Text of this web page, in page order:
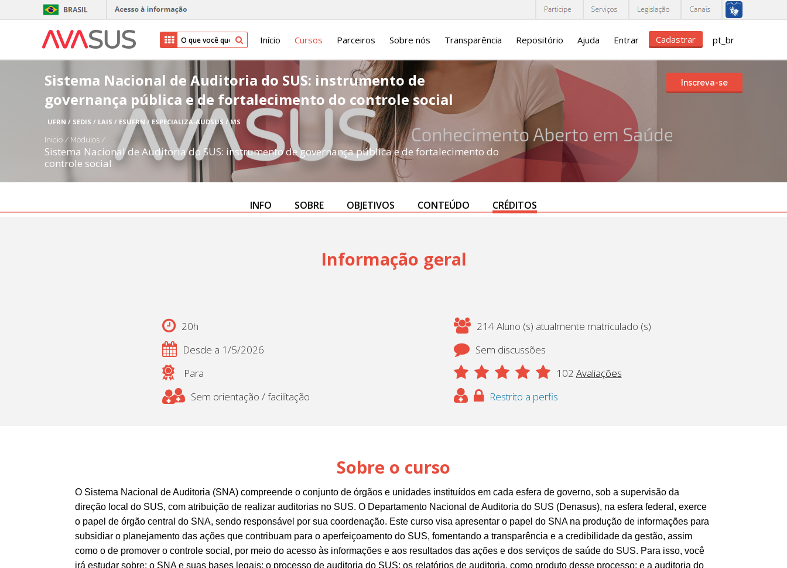
Início Cursos Parceiros Sobre nós Transparência Repositório Ajuda Entrar Cadastrar pt_br
Sistema Nacional de Auditoria do SUS: instrumento de
governança pública e de fortalecimento do controle social
UFRN / SEDIS / LAIS / ESUFRN / ESPECIALIZA-AUDSUS / MS
Início / Módulos/
Sistema Nacional de Auditoria do SUS: instrumento de governança pública e de fortalecimento do
controle social
Inscreva-se
INFO SOBRE OBJETIVOS CONTEÚDO CRÉDITOS
Informação geral
20h
214 Aluno (s) atualmente matriculado (s)
Desde a 1/5/2026
Sem discussões
Para
102 Avaliações
Sem orientação / facilitação
Restrito a perfis
Sobre o curso
O Sistema Nacional de Auditoria (SNA) compreende o conjunto de órgãos e unidades instituídos em cada esfera de governo, sob a supervisão da
direção local do SUS, com atribuição de realizar auditorias no SUS. O Departamento Nacional de Auditoria do SUS (Denasus), na esfera federal, exerce
o papel de órgão central do SNA, sendo responsável por sua coordenação. Este curso visa apresentar o papel do SNA na produção de informações para
subsidiar o planejamento das ações que contribuam para o aperfeiçoamento do SUS, fomentando a transparência e a credibilidade da gestão, assim
como o de promover o controle social, por meio do acesso às informações e aos resultados das ações e dos serviços de saúde do SUS. Para isso, você
irá estudar sobre: o SNA e suas bases legais; o processo de auditoria do SUS; os relatórios de auditoria, como produto desse processo; e a auditoria do